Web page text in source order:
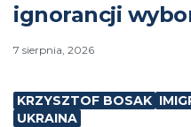
ignorancji
7 sierpnia, 2026
KRZYSZTOF BOSAK
UKRAINA